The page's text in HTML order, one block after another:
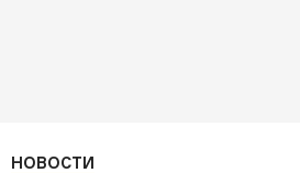
НОВОСТИ